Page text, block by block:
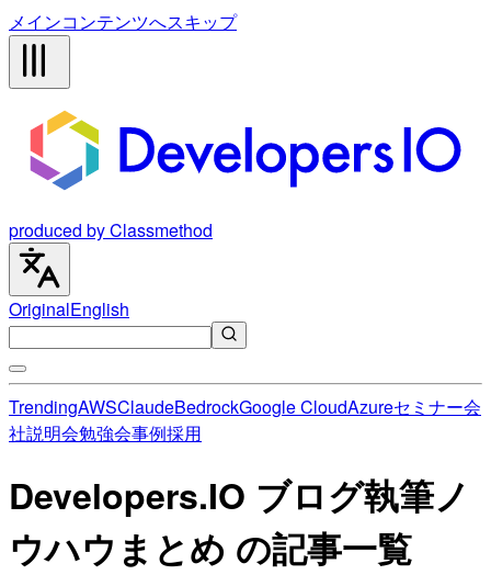
メインコンテンツへスキップ
produced by Classmethod
OriginalEnglish
TrendingAWSClaudeBedrockGoogle CloudAzureセミナー会
社説明会勉強会事例採用
Developers.IO ブログ執筆ノ
ウハウまとめ の記事一覧